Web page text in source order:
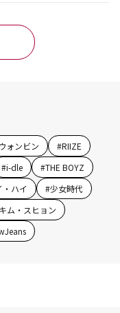
ウォンビン #RIIZE
#i-dle #THE BOYZ
・ハイ #少女時代
キム・スヒョン